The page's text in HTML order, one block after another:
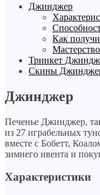
Джинджер
Как
Мастерство
Тринкет
Скины
Джинджер
Печенье Джинджер,
из 27 играбельных
вместе с Бобетт,
зимнего ивента и
Характеристики